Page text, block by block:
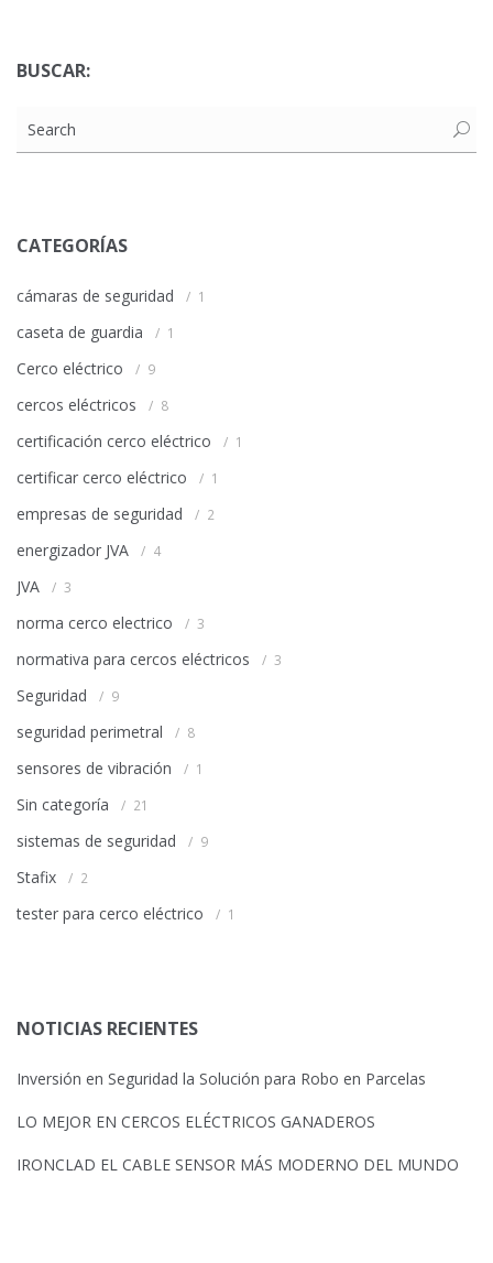
BUSCAR:
CATEGORÍAS
cámaras de seguridad 1
caseta de guardia 1
Cerco eléctrico 9
cercos eléctricos 8
certificación cerco eléctrico 1
certificar cerco eléctrico 1
empresas de seguridad 2
energizador JVA 4
JVA 3
norma cerco electrico 3
normativa para cercos eléctricos 3
Seguridad 9
seguridad perimetral 8
sensores de vibración 1
Sin categoría 21
sistemas de seguridad 9
Stafix 2
tester para cerco eléctrico 1
NOTICIAS RECIENTES
Inversión en Seguridad la Solución para Robo en Parcelas
LO MEJOR EN CERCOS ELÉCTRICOS GANADEROS
IRONCLAD EL CABLE SENSOR MÁS MODERNO DEL MUNDO